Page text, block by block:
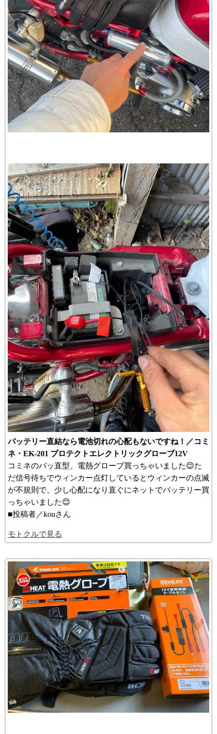
バッテリー直結なら電池切れの心配もないですね！／コミ
ネ・EK-201 プロテクトエレクトリックグローブ12V
コミネのバッ直型、電熱グローブ買っちゃいました😊た
だ信号待ちでウィンカー点灯しているとウィンカーの点滅
が不規則で、少し心配になり直ぐにネットでバッテリー買
っちゃいました😊
■投稿者／kouさん
モトクルで見る